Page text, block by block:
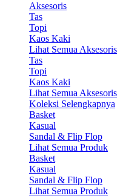
Aksesoris
Tas
Topi
Kaos Kaki
Lihat Semua Aksesoris
Tas
Topi
Kaos Kaki
Lihat Semua Aksesoris
Koleksi Selengkapnya
Basket
Kasual
Sandal & Flip Flop
Lihat Semua Produk
Basket
Kasual
Sandal & Flip Flop
Lihat Semua Produk